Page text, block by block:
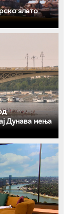
злато
Дунава мења